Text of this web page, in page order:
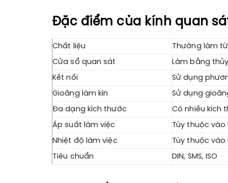
Đặc điểm của kính quan
Chất liệu
Thường làm
Cửa sổ quan sát
Làm bằng
Kết nối
Sử dụng
Gioăng làm kín
Sử dụng
Đa dạng kích thước
Có nhiều kích
Áp suất làm việc
Tùy thuộc vào
Nhiệt độ làm việc
Tùy thuộc vào
Tiêu chuẩn
DIN, SMS, ISO